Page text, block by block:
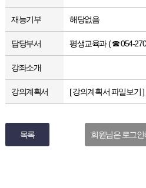
재능기부 해당없음
담당부서 평생교육과 ( ☎ 054-
강좌소개
강의계획서 [ 강의계획서 파일보기 ]
목록 회원님은 로그